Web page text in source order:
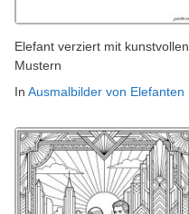
Elefant verziert mit kunstvollen
Mustern
In Ausmalbilder von Elefanten